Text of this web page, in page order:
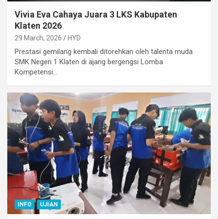
Vivia Eva Cahaya Juara 3 LKS Kabupaten
Klaten 2026
29 March, 2026 HYD
Prestasi gemilang kembali ditorehkan oleh talenta muda
SMK Negeri 1 Klaten di ajang bergengsi Lomba
Kompetensi…
INFO UJIAN